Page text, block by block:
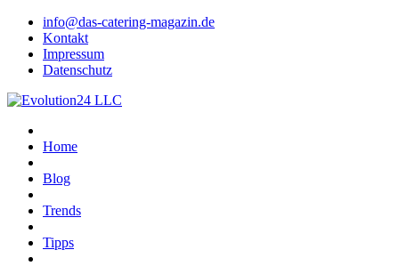
info@das-catering-magazin.de
Kontakt
Impressum
Datenschutz
Home
Blog
Trends
Tipps